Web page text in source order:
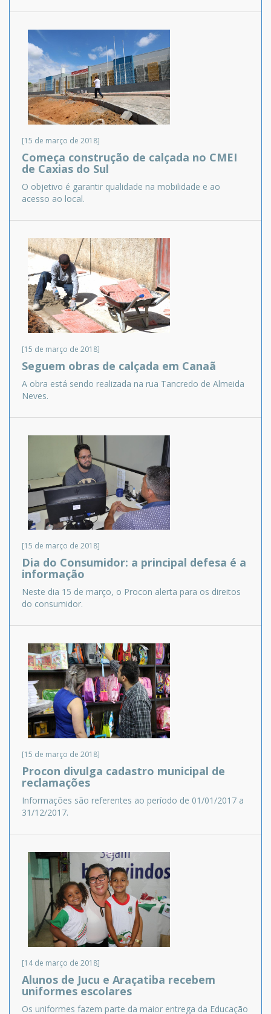
[15 de março de 2018]
Começa construção de calçada no CMEI
de Caxias do Sul
O objetivo é garantir qualidade na mobilidade e ao
acesso ao local.
[15 de março de 2018]
Seguem obras de calçada em Canaã
A obra está sendo realizada na rua Tancredo de Almeida
Neves.
[15 de março de 2018]
Dia do Consumidor: a principal defesa é a
informação
Neste dia 15 de março, o Procon alerta para os direitos
do consumidor.
[15 de março de 2018]
Procon divulga cadastro municipal de
reclamações
Informações são referentes ao período de 01/01/2017 a
31/12/2017.
[14 de março de 2018]
Alunos de Jucu e Araçatiba recebem
uniformes escolares
Os uniformes fazem parte da maior entrega da Educação